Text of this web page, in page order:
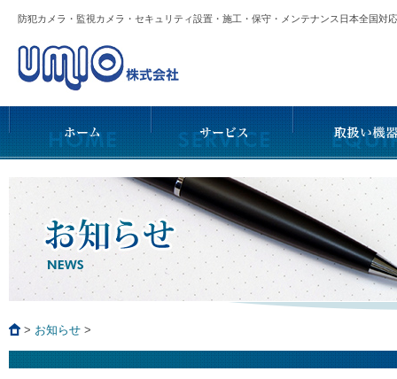
防犯カメラ・監視カメラ・セキュリティ設置・施工・保守・メンテナンス日本全国
> お知らせ >